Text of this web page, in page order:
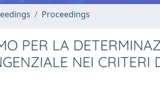
Proceedings
PER LA
NEI CRITERI